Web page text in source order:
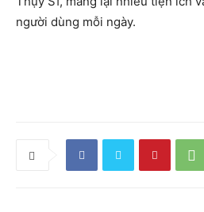
người dùng mỗi ngày.